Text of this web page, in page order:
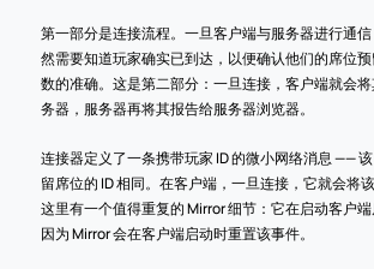
第一部分是连接流程。一旦客户端与服务器进行通
然需要知道玩家确实已到达，以便确认他们的席位
数的准确。这是第二部分：一旦连接，客户端就会将
务器，服务器再将其报告给服务器浏览器。
连接器定义了一条携带玩家 ID 的微小网络消息 ——
留席位的 ID 相同。在客户端，一旦连接，它就会将该
这里有一个值得重复的 Mirror 细节：它在启动客户端
因为 Mirror 会在客户端启动时重置该事件。